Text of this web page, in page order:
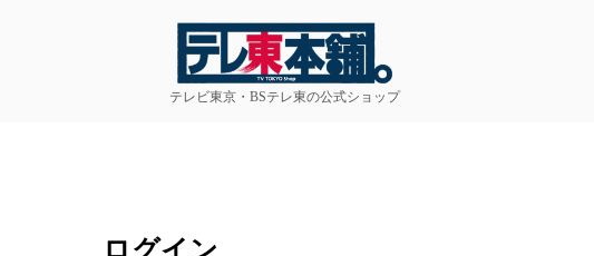
テレビ東京・BSテレ東の公式ショップ
ログイン